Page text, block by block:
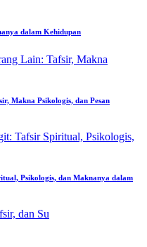
dalam Kehidupan
Makna Psikologis, dan Pesan
Psikologis, dan Maknanya dalam